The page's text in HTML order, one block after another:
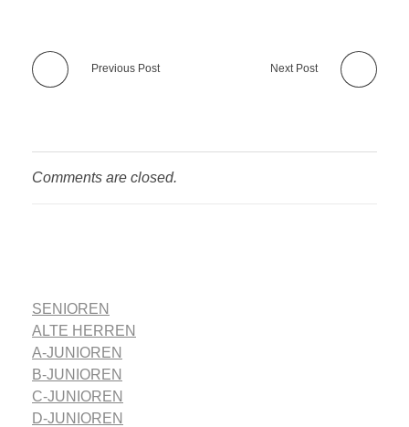
Previous Post Next Post
Comments are closed.
SENIOREN
ALTE HERREN
A-JUNIOREN
B-JUNIOREN
C-JUNIOREN
D-JUNIOREN